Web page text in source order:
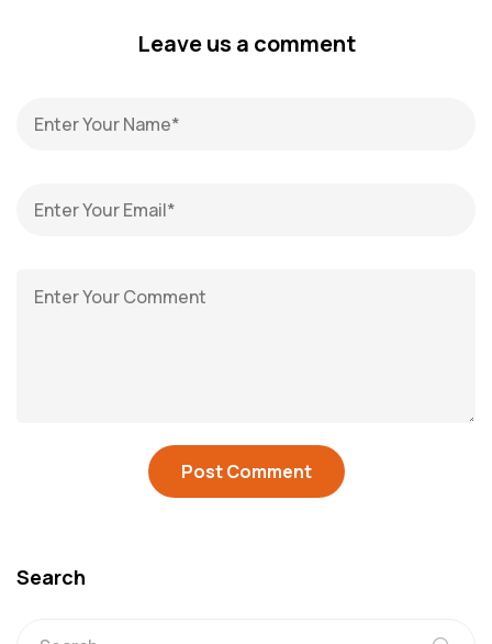
Leave us a comment
Search